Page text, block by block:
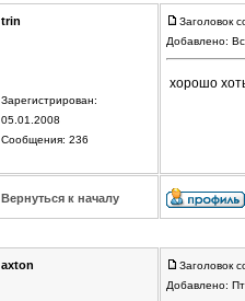
trin
Зарегистрирован:
05.01.2008
Сообщения: 236
Заголовок
Добавлено:
хорошо
Вернуться к началу
axton
Заголовок
Добавлено: